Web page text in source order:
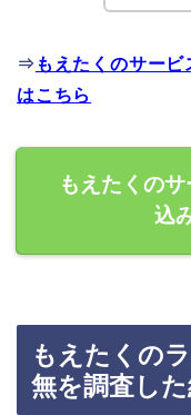
⇒ もえたくのサー
はこちら
もえたくの
込
もえたくの
無を調査した